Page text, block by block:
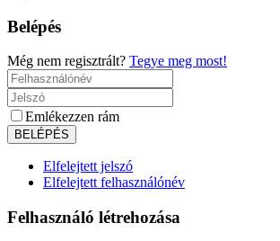
Belépés
Még nem regisztrált? Tegye meg most!
Emlékezzen rám
Elfelejtett jelszó
Elfelejtett felhasználónév
Felhasználó létrehozása